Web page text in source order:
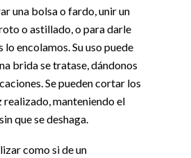
una bolsa o fardo, unir un
o astillado, o para darle
encolamos. Su uso puede
brida se tratase, dándonos
Se pueden cortar los
realizado, manteniendo el
que se deshaga.
como si de un